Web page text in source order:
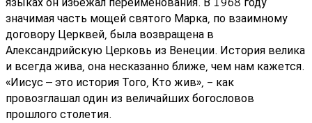
значимая часть мощей святого Марка, по взаимному
договору Церквей, была возвращена в
Александрийскую Церковь из Венеции. История велика
и всегда жива, она несказанно ближе, чем нам кажется.
«Иисус – это история Того, Кто жив», - как
провозглашал один из величайших богословов
прошлого столетия.